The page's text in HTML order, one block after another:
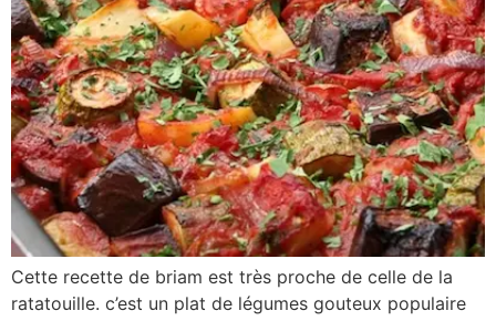
Cette recette de briam est très proche de celle de la
ratatouille. c’est un plat de légumes gouteux populaire